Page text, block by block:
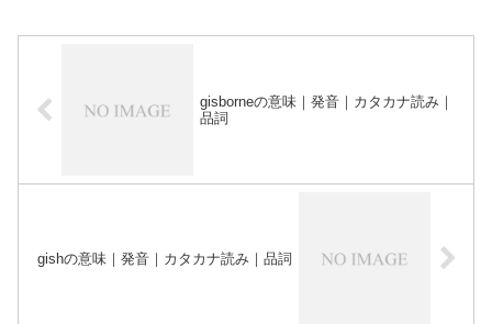
gisborneの意味｜発音｜カタカナ読み｜
品詞
gishの意味｜発音｜カタカナ読み｜品詞